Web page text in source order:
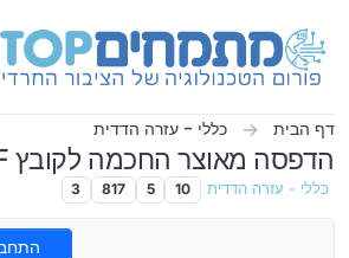
דף הבית כללי - עזרה הדדית
הדפסה מאוצר החכמה לקובץ PDF פתרונות
כללי - עזרה הדדית 10
5
817
3